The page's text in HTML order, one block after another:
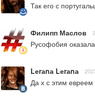
Так его с
Филипп Маслов
Русофобия
Lеrаnа Lеrаnа
Да х с этим евреем